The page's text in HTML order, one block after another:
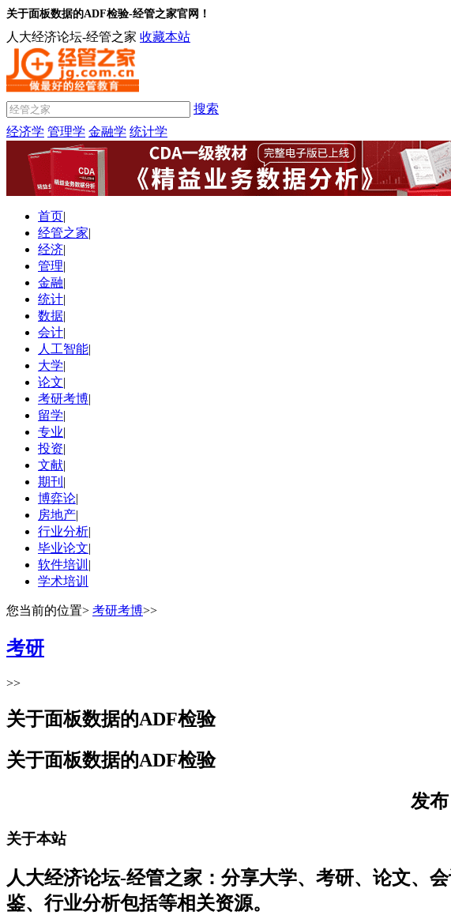
关于面板数据的ADF检验-经管之家官网！
人大经济论坛-经管之家 收藏本站
搜索
经济学 管理学 金融学 统计学
首页|
经管之家|
经济|
管理|
金融|
统计|
数据|
会计|
人工智能|
大学|
论文|
考研考博|
留学|
专业|
投资|
文献|
期刊 |
博弈论|
房地产|
行业分析|
毕业论文|
软件培训 |
学术培训
您当前的位置> 考研考博>>
考研
>>
关于面板数据的ADF检验
关于面板数据的ADF检验
发布
关于本站
人大经济论坛-经管之家：分享大学、考研、论文、
鉴、行业分析包括等相关资源。